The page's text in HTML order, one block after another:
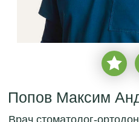
врачебный стаж с 2018 года